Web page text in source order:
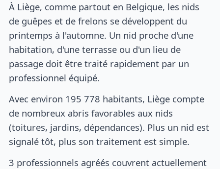
À Liège, comme partout en Belgique, les nids
de guêpes et de frelons se développent du
printemps à l'automne. Un nid proche d'une
habitation, d'une terrasse ou d'un lieu de
passage doit être traité rapidement par un
professionnel équipé.
Avec environ 195 778 habitants, Liège compte
de nombreux abris favorables aux nids
(toitures, jardins, dépendances). Plus un nid est
signalé tôt, plus son traitement est simple.
3 professionnels agréés couvrent actuellement